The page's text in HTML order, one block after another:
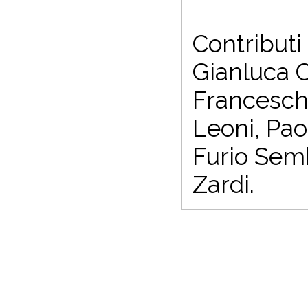
Contributi
Gianluca
Leoni,
Furio
Zardi.